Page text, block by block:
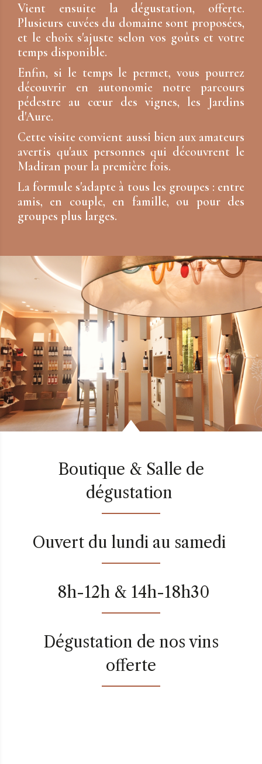
Vient ensuite la dégustation, offerte.
Plusieurs cuvées du domaine sont proposées,
et le choix s'ajuste selon vos goûts et votre
temps disponible.
Enfin, si le temps le permet, vous pourrez
découvrir en autonomie notre parcours
pédestre au cœur des vignes, les Jardins
d'Aure.
Cette visite convient aussi bien aux amateurs
avertis qu'aux personnes qui découvrent le
Madiran pour la première fois.
La formule s'adapte à tous les groupes : entre
amis, en couple, en famille, ou pour des
groupes plus larges.
Boutique & Salle de
dégustation
Ouvert du lundi au samedi
8h-12h & 14h-18h30
Dégustation de nos vins
offerte